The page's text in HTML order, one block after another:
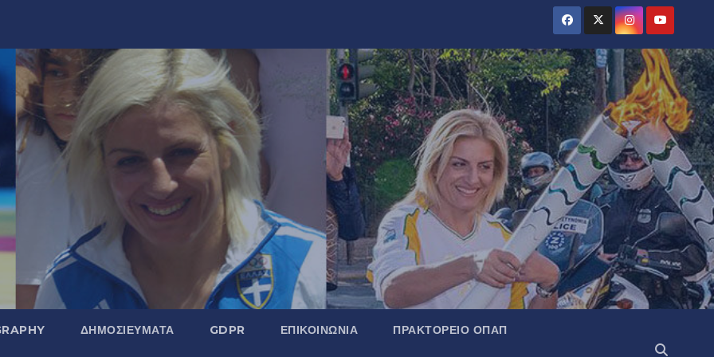
ΔΗΜΟΣΙΕΎΜΑΤΑ GDPR ΕΠΙΚΟΙΝΩΝΊΑ ΠΡΑΚΤΟΡΕΊΟ ΟΠΑΠ